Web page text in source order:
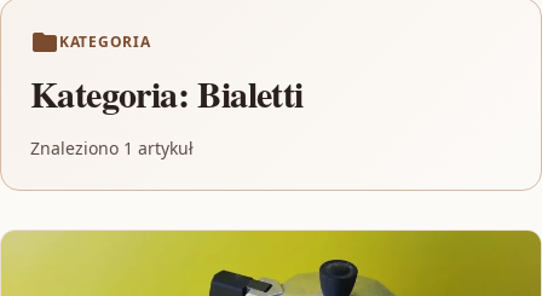
KATEGORIA
Kategoria:Bialetti
Znaleziono 1 artykuł